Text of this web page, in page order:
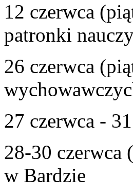
12 czerwca
patronki
26 czerwca
27 czerwca -
28-30 czerwca
w Bardzie